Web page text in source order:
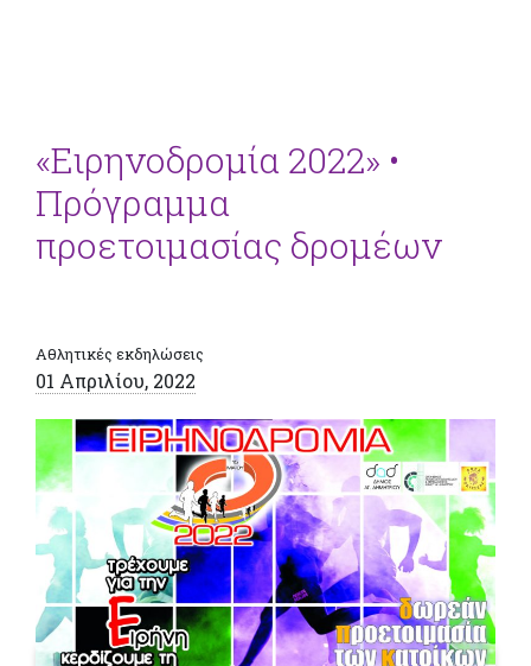
«Ειρηνοδρομία 2022» •
Πρόγραμμα
προετοιμασίας δρομέων
Αθλητικές εκδηλώσεις
01 Απριλίου, 2022